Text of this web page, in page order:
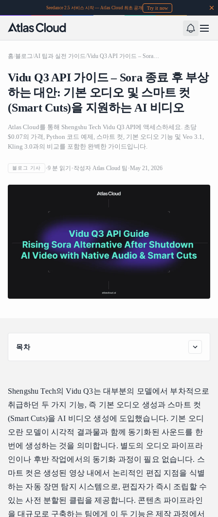
Seedance 2.5 서비스 시작 — Atlas Cloud 최초 공개 Try it now
홈/블로그/AI 팁과 실전 가이드/ Vidu Q3 API 가이드 – Sora 종료 후 부상하는 대안: 기본 오디오 및 스마트 컷(Smart Cuts)을 지원하는 AI 비디오
Vidu Q3 API 가이드 – Sora 종료 후 부상
하는 대안: 기본 오디오 및 스마트 컷
(Smart Cuts)을 지원하는 AI 비디오
Atlas Cloud를 통해 Shengshu Tech Vidu Q3 API에 액세스하세요. 초당
$0.07의 가격, Python 코드 예제, 스마트 컷, 기본 오디오 기능 및 Veo 3.1,
Kling 3.0과의 비교를 포함한 완벽한 가이드입니다.
블로그 기사 9 분 읽기 작성자 Atlas Cloud 팀 May 21, 2026
목차
한눈에 보는 Vidu Q3
기본 오디오 생성
스마트 컷(Smart Cuts) -- 자동 장면 탐지
12초간의 1080p 출력
이미지-투-비디오(Image-to-Video)
모션 및 물리 처리
Vidu Q3 가격
비용 비교: 대규모 Vidu Q3 사용 시
기능별 가격 비교
Shengshu Tech의 Vidu Q3는 대부분의 모델에서 부차적으로
취급하던 두 가지 기능, 즉 기본 오디오 생성과 스마트 컷
(Smart Cuts)을 AI 비디오 생성에 도입했습니다. 기본 오디
오란 모델이 시각적 결과물과 함께 동기화된 사운드를 한
번에 생성하는 것을 의미합니다. 별도의 오디오 파이프라
인이나 후반 작업에서의 동기화 과정이 필요 없습니다. 스
마트 컷은 생성된 영상 내에서 논리적인 편집 지점을 식별
하는 자동 장면 탐지 시스템으로, 편집자가 즉시 조립할 수
있는 사전 분할된 클립을 제공합니다. 콘텐츠 파이프라인
을 대규모로 구축하는 팀에게 이 두 기능은 제작 과정에서